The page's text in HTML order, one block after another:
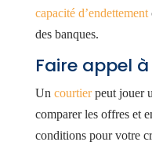
capacité d’endettement
des banques.
Faire appel
Un courtierpeut jouer
comparer les offres et
conditions pour votre